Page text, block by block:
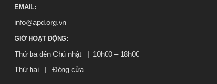
EMAIL:
info@apd.org.vn
GIỜ HOẠT ĐỘNG:
Thứ ba đến Chủ nhật | 10h00 – 18h00
Thứ hai | Đóng cửa